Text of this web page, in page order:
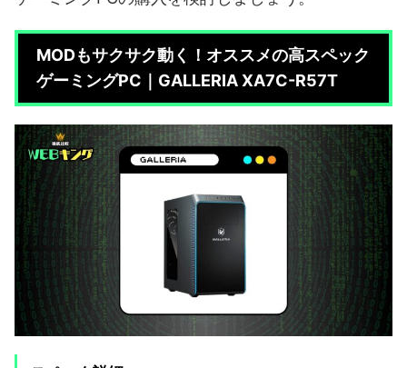
MODもサクサク動く！オススメの高スペック
ゲーミングPC｜GALLERIA XA7C-R57T